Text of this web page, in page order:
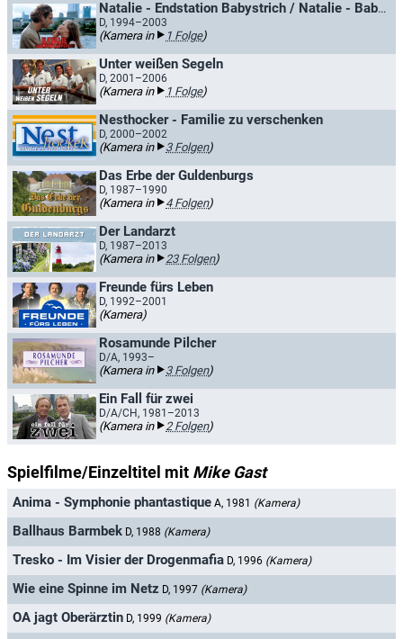
Natalie - Endstation Babystrich / Natalie - Babystrich Ostblock
D, 1994–2003
(Kamera in 1 Folge)
Unter weißen Segeln
D, 2001–2006
(Kamera in 1 Folge)
Nesthocker - Familie zu verschenken
D, 2000–2002
(Kamera in 3 Folgen)
Das Erbe der Guldenburgs
D, 1987–1990
(Kamera in 4 Folgen)
Der Landarzt
D, 1987–2013
(Kamera in 23 Folgen)
Freunde fürs Leben
D, 1992–2001
(Kamera)
Rosamunde Pilcher
D/A, 1993–
(Kamera in 3 Folgen)
Ein Fall für zwei
D/A/CH, 1981–2013
(Kamera in 2 Folgen)
Spielfilme/Einzeltitel mit Mike Gast
Anima - Symphonie phantastique A, 1981 (Kamera)
Ballhaus Barmbek D, 1988 (Kamera)
Tresko - Im Visier der Drogenmafia D, 1996 (Kamera)
Wie eine Spinne im Netz D, 1997 (Kamera)
OA jagt Oberärztin D, 1999 (Kamera)